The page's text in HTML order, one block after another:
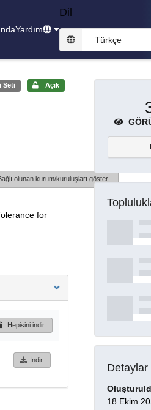
Yardım
Dil
Türkçe
Seti Açık
olunan kurum/kuruluşları göster
for
Hepisini indir
İndir
Detaylar
18 Ekim